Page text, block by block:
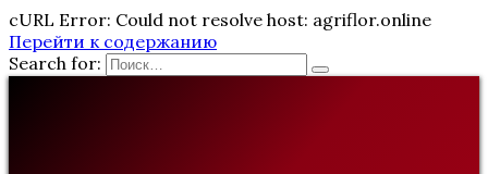
cURL Error: Could not resolve host: agriflor.online
Перейти к содержанию
Search for: